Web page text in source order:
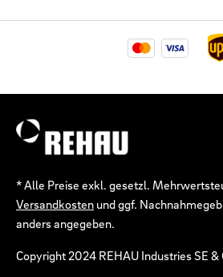
* Alle Preise exkl. gesetzl.
Versandkosten und ggf.
anders angegeben.
Copyright 2024 REHAU Industries SE &